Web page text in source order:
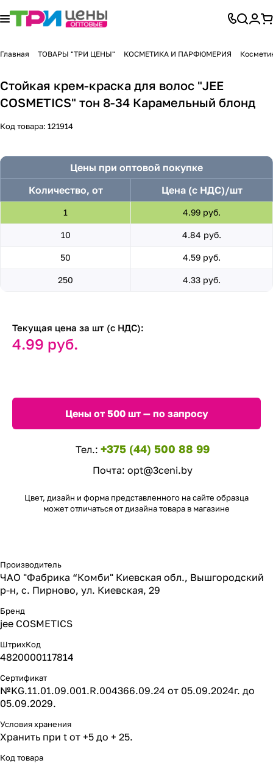
Главная ТОВАРЫ "ТРИ ЦЕНЫ" КОСМЕТИКА И ПАРФЮМЕРИЯ
Стойкая крем-краска для волос "JEE
COSMETICS" тон 8-34 Карамельный блонд
Код товара: 121914
Цены при оптовой покупке
Количество, от
Цена (с НДС)/шт
1 4.99 руб.
10 4.84 руб.
50 4.59 руб.
250 4.33 руб.
Текущая цена за шт (с НДС):
4.99 руб.
Цены от 500 шт — по запросу
Тел.: +375 (44) 500 88 99
Почта: opt@3ceni.by
Цвет, дизайн и форма представленного на сайте образца
может отличаться от дизайна товара в магазине
Производитель
ЧАО "Фабрика “Комби" Киевская обл., Вышгородский
р-н, с. Пирново, ул. Киевская, 29
Бренд
jee COSMETICS
ШтрихКод
4820000117814
Сертификат
№KG.11.01.09.001.R.004366.09.24 от 05.09.2024г. до
05.09.2029.
Условия хранения
Хранить при t от +5 до + 25.
Код товара